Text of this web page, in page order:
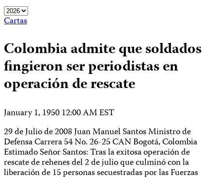
Cartas
Colombia admite que soldados
fingieron ser periodistas en
operación de rescate
January 1, 1950 12:00 AM EST
29 de Julio de 2008 Juan Manuel Santos Ministro de
Defensa Carrera 54 No. 26-25 CAN Bogotá, Colombia
Estimado Señor Santos: Tras la exitosa operación de
rescate de rehenes del 2 de julio que culminó con la
liberación de 15 personas secuestradas por las Fuerzas